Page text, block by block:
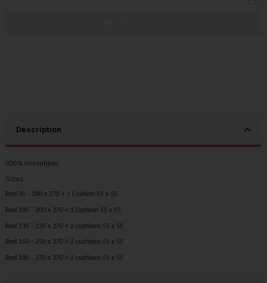
Description
100% microfiber
Sizes:
Bed 90 - 180 x 270 + 1 Cushion 55 x 55
Bed 105 - 200 x 270 + 1 Cushion 55 x 55
Bed 135 - 235 x 270 + 2 cushions 55 x 55
Bed 150 - 250 x 270 + 2 cushions 55 x 55
Bed 180 - 270 x 270 + 2 cushions 55 x 55